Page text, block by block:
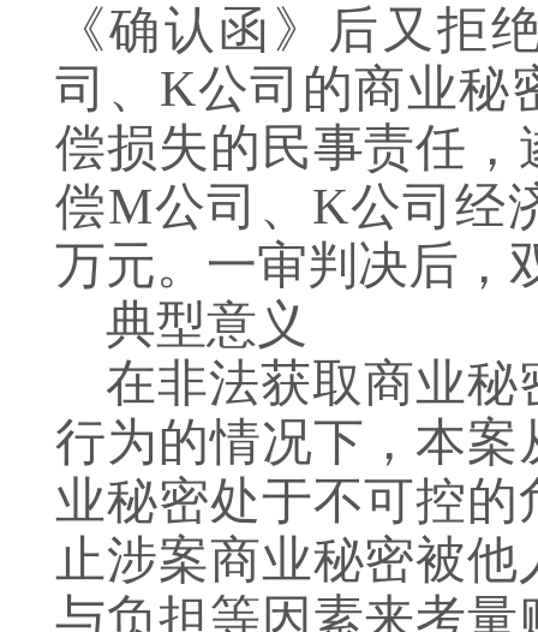
《确认函》后又拒
司、K公司的商业秘
偿损失的民事责任
偿M公司、K公司经
万元。一审判决后，
典型意义
在非法获取商业
行为的情况下，本
业秘密处于不可控
止涉案商业秘密被
与负担等因素来考